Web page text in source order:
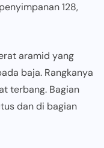
128,
aramid yang
baja. Rangkanya
terbang. Bagian
dan di bagian